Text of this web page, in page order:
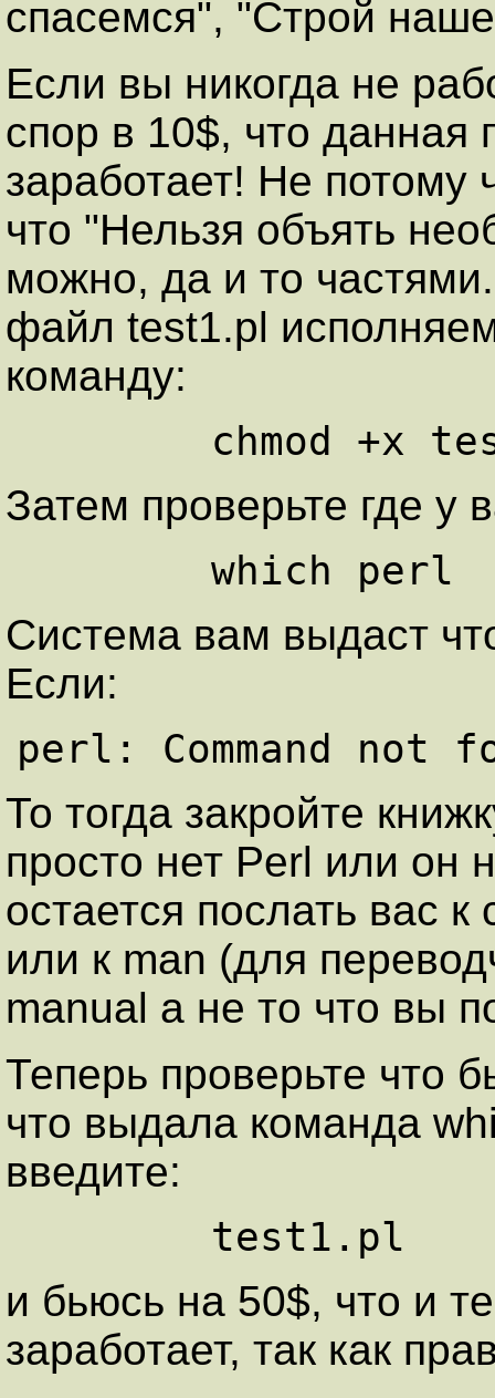
спасемся", "Строй
Если вы никогда не
спор в 10$, что данная
заработает! Не потому
что "Нельзя объять
можно, да и то
файл test1.pl
команду:
Затем проверьте где у
Система вам выдаст
Если:
То тогда закройте
просто нет Perl или он
остается послать вас
или к man (для
manual а не то что вы
Теперь проверьте что
что выдала команда
введите:
и бьюсь на 50$, что и
заработает, так как